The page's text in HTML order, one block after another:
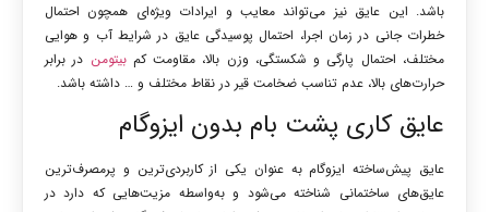
باشد. این عایق نیز می‌تواند معایب و ایرادات ویژه‌ای همچون احتمال
خطرات جانی در زمان اجرا، احتمال پوسیدگی عایق در شرایط آب و هوایی
مختلف، احتمال پارگی و شکستگی، وزن بالا، مقاومت کم بیتومن در برابر
حرارت‌های بالا، عدم تناسب ضخامت قیر در نقاط مختلف و … داشته باشد.
عایق‌ کاری پشت بام بدون ایزوگام
عایق پیش‌ساخته ایزوگام به عنوان یکی از کاربردی‌ترین و پرمصرف‌ترین
عایق‌های ساختمانی شناخته می‌شود و به‌واسطه مزیت‌هایی که دارد در